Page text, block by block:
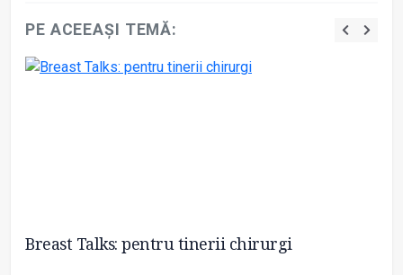
PE ACEEAȘI TEMĂ:
Breast Talks: pentru tinerii chirurgi